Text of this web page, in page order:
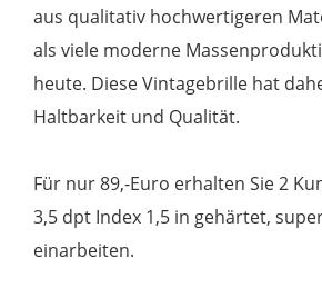
aus qualitativ hochwertigeren
als viele moderne
heute. Diese Vintagebrille hat
Haltbarkeit und Qualität.
Für nur 89,-Euro erhalten Sie 2
3,5 dpt Index 1,5 in gehärtet,
einarbeiten.